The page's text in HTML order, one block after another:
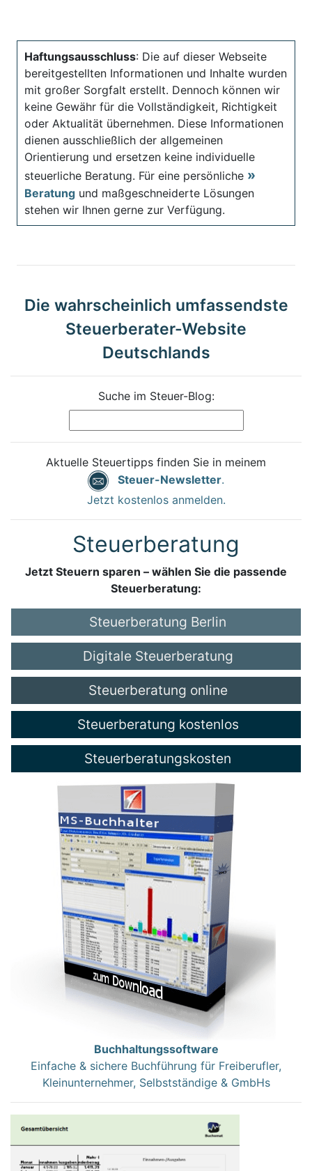
Haftungsausschluss: Die auf dieser Webseite
bereitgestellten Informationen und Inhalte wurden
mit großer Sorgfalt erstellt. Dennoch können wir
keine Gewähr für die Vollständigkeit, Richtigkeit
oder Aktualität übernehmen. Diese Informationen
dienen ausschließlich der allgemeinen
Orientierung und ersetzen keine individuelle
steuerliche Beratung. Für eine persönliche
Beratung und maßgeschneiderte Lösungen
stehen wir Ihnen gerne zur Verfügung.
Die wahrscheinlich umfassendste
Steuerberater-Website
Deutschlands
Suche im Steuer-Blog:
Aktuelle Steuertipps finden Sie in meinem
Steuer-Newsletter.
Jetzt kostenlos anmelden.
Steuerberatung
Jetzt Steuern sparen – wählen Sie die passende
Steuerberatung:
Steuerberatung Berlin
Digitale Steuerberatung
Steuerberatung online
Steuerberatung kostenlos
Steuerberatungskosten
Buchhaltungssoftware
Einfache & sichere Buchführung für Freiberufler,
Kleinunternehmer, Selbstständige & GmbHs